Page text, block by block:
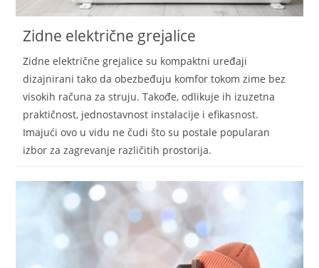
Zidne električne grejalice
Zidne električne grejalice su kompaktni uređaji
dizajnirani tako da obezbeđuju komfor tokom zime bez
visokih računa za struju. Takođe, odlikuje ih izuzetna
praktičnost, jednostavnost instalacije i efikasnost.
Imajući ovo u vidu ne čudi što su postale popularan
izbor za zagrevanje različitih prostorija.